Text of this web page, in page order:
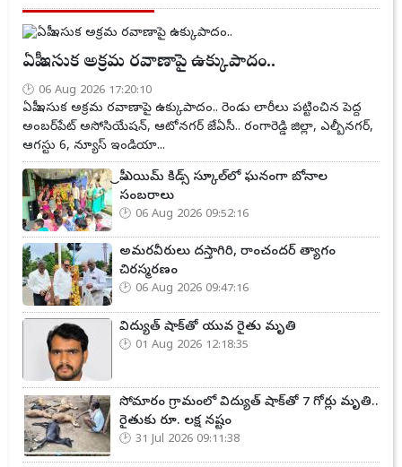
ఏపీ ఇసుక అక్రమ రవాణాపై ఉక్కుపాదం..
06 Aug 2026 17:20:10
ఏపీ ఇసుక అక్రమ రవాణాపై ఉక్కుపాదం.. రెండు లారీలు పట్టించిన పెద్ద
అంబర్‌పేట్ అసోసియేషన్, ఆటోనగర్ జేఏసీ.. రంగారెడ్డి జిల్లా, ఎల్బీనగర్,
ఆగస్టు 6, న్యూస్ ఇండియా...
ప్రీ ఎయిమ్ కిడ్స్ స్కూల్‌లో ఘనంగా బోనాల
సంబరాలు
06 Aug 2026 09:52:16
అమరవీరులు దస్తాగిరి, రాంచందర్ త్యాగం
చిరస్మరణం
06 Aug 2026 09:47:16
విద్యుత్ షాక్‌తో యువ రైతు మృతి
01 Aug 2026 12:18:35
సోమారం గ్రామంలో విద్యుత్ షాక్‌తో 7 గోర్లు మృతి..
రైతుకు రూ. లక్ష నష్టం
31 Jul 2026 09:11:38